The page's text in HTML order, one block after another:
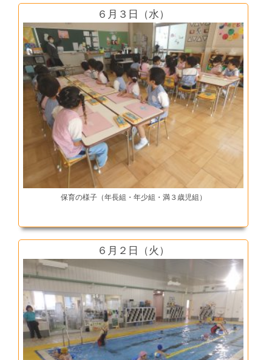
６月３日（水）
保育の様子（年長組・年少組・満３歳児組）
６月２日（火）